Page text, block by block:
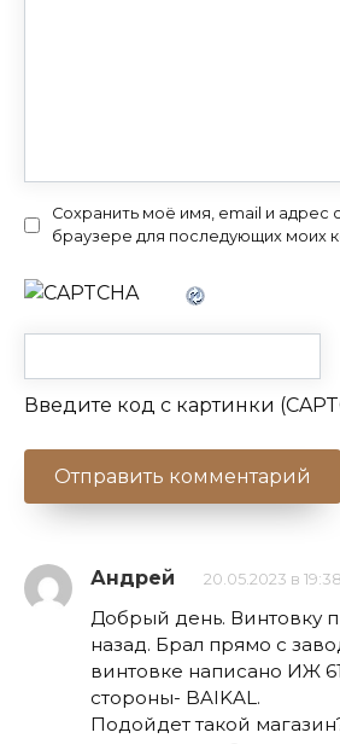
Сохранить моё имя, email и адрес
браузере для последующих моих
Введите код с картинки
Андрей 20.05.2023 в 19:38
Добрый день. Винтовку
назад. Брал прямо с
винтовке написано ИЖ
стороны- BAIKAL.
Подойдет такой